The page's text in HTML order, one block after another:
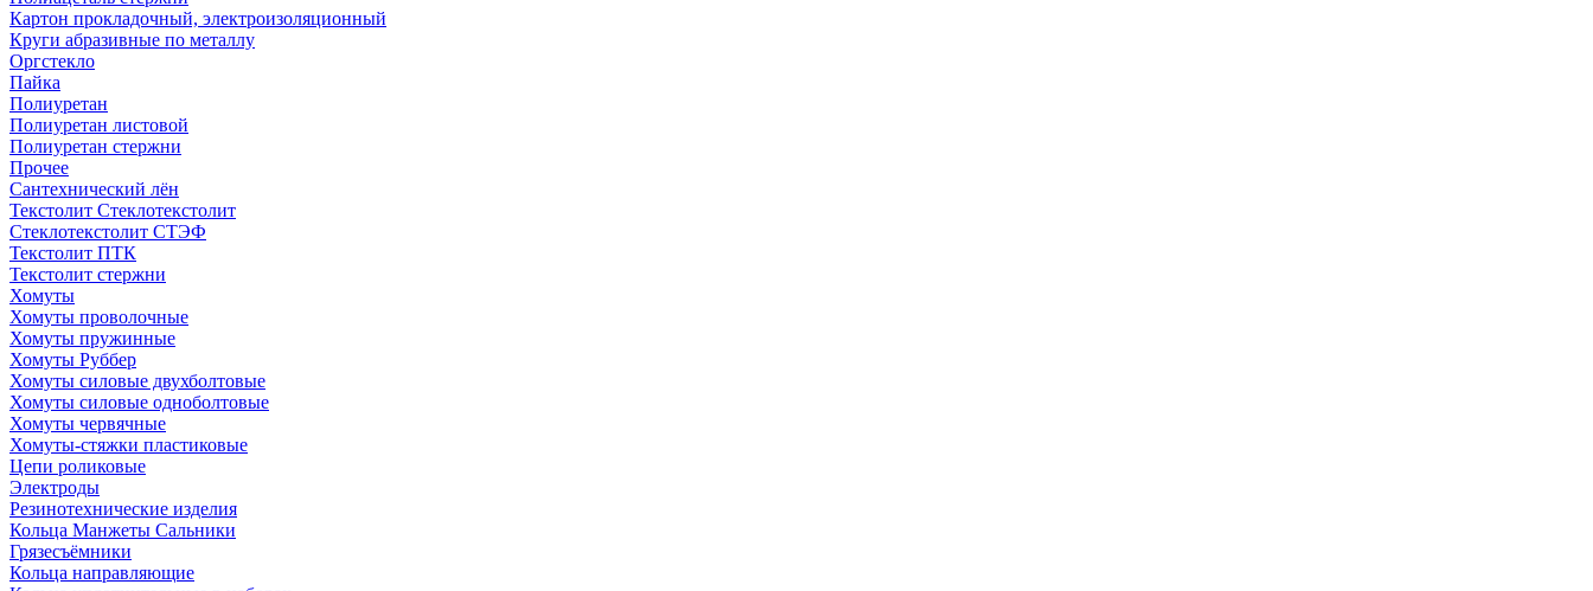
Картон прокладочный, электроизоляционный
Круги абразивные по металлу
Оргстекло
Пайка
Полиуретан
Полиуретан листовой
Полиуретан стержни
Прочее
Сантехнический лён
Текстолит Стеклотекстолит
Стеклотекстолит СТЭФ
Текстолит ПТК
Текстолит стержни
Хомуты
Хомуты проволочные
Хомуты пружинные
Хомуты Руббер
Хомуты силовые двухболтовые
Хомуты силовые одноболтовые
Хомуты червячные
Хомуты-стяжки пластиковые
Цепи роликовые
Электроды
Резинотехнические изделия
Кольца Манжеты Сальники
Грязесъёмники
Кольца направляющие